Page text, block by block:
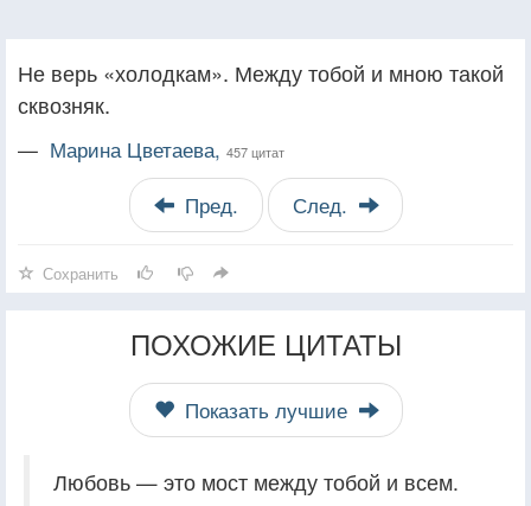
Не верь «холодкам». Между тобой и мною такой
сквозняк.
— Марина Цветаева, 457 цитат
Пред. След.
Сохранить
ПОХОЖИЕ ЦИТАТЫ
Показать лучшие
Любовь — это мост между тобой и всем.